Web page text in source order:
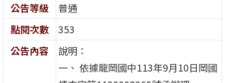
公告等級
普通
點閱次數
353
公告內容
說明：
一、 依據龍岡國中113年9月10日岡國